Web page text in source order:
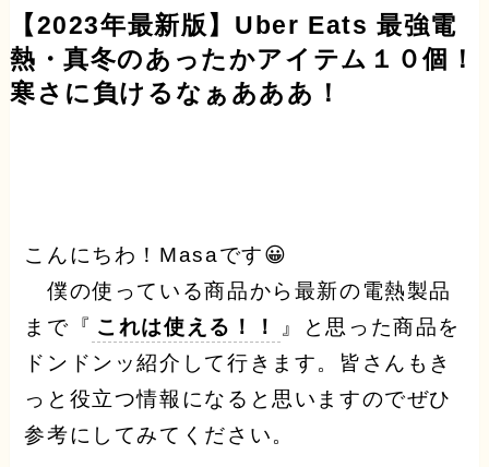
【2023年最新版】Uber Eats 最強電
熱・真冬のあったかアイテム１０個！
寒さに負けるなぁあああ！
こんにちわ！ Masaです😀
僕の使っている商品から最新の電熱製品
まで『 これは使える！！
』と思った商品を
ドンドンッ紹介して行きます。皆さんもき
っと役立つ情報になると思いますのでぜひ
参考にしてみてください。